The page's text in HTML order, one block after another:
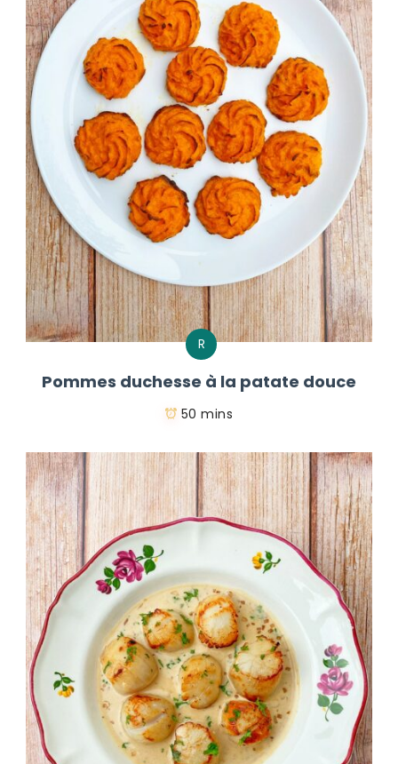
R
Pommes duchesse à la patate douce
50 mins